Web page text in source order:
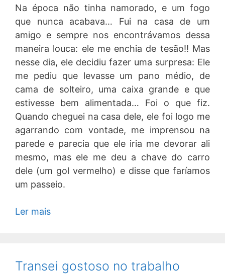
Na época não tinha namorado, e um fogo
que nunca acabava… Fui na casa de um
amigo e sempre nos encontrávamos dessa
maneira louca: ele me enchia de tesão!! Mas
nesse dia, ele decidiu fazer uma surpresa: Ele
me pediu que levasse um pano médio, de
cama de solteiro, uma caixa grande e que
estivesse bem alimentada… Foi o que fiz.
Quando cheguei na casa dele, ele foi logo me
agarrando com vontade, me imprensou na
parede e parecia que ele iria me devorar ali
mesmo, mas ele me deu a chave do carro
dele (um gol vermelho) e disse que faríamos
um passeio.
Ler mais
Transei gostoso no trabalho